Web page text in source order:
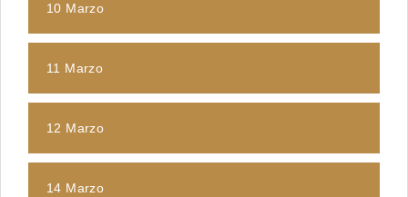
10 Marzo
11 Marzo
12 Marzo
14 Marzo